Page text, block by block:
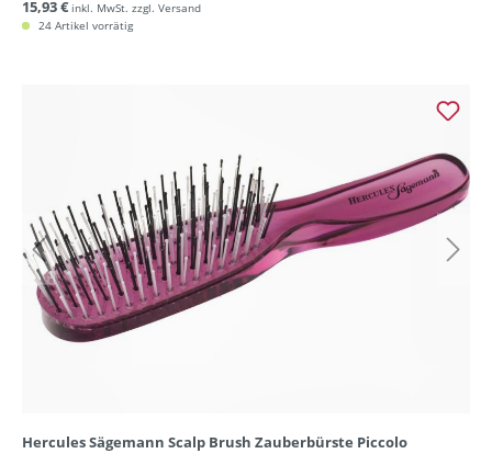
15,93 € inkl. MwSt. zzgl. Versand
24 Artikel vorrätig
Hercules Sägemann Scalp Brush Zauberbürste Piccolo